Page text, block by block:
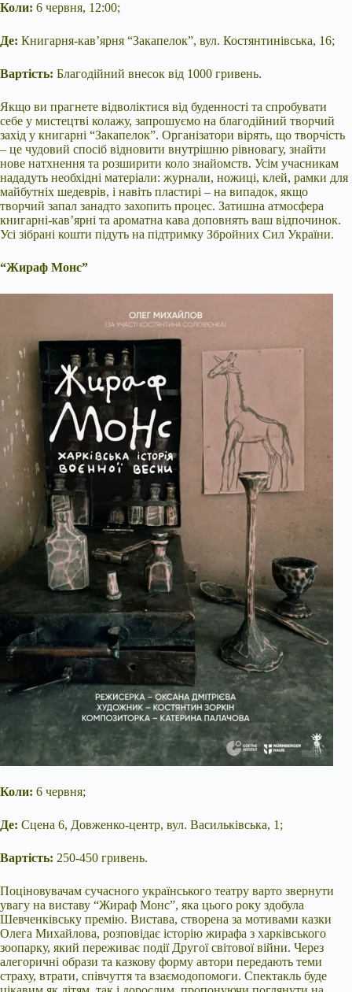
Коли: 6 червня, 12:00;
Де: Книгарня-кав’ярня “Закапелок”, вул. Костянтинівська, 16;
Вартість: Благодійний внесок від 1000 гривень.
Якщо ви прагнете відволіктися від буденності та спробувати
себе у мистецтві колажу, запрошуємо на благодійний творчий
захід у книгарні “Закапелок”. Організатори вірять, що творчість
– це чудовий спосіб відновити внутрішню рівновагу, знайти
нове натхнення та розширити коло знайомств. Усім учасникам
нададуть необхідні матеріали: журнали, ножиці, клей, рамки для
майбутніх шедеврів, і навіть пластирі – на випадок, якщо
творчий запал занадто захопить процес. Затишна атмосфера
книгарні-кав’ярні та ароматна кава доповнять ваш відпочинок.
Усі зібрані кошти підуть на підтримку Збройних Сил України.
“Жираф Монс”
Коли: 6 червня;
Де: Сцена 6, Довженко-центр, вул. Васильківська, 1;
Вартість: 250-450 гривень.
Поціновувачам сучасного українського театру варто звернути
увагу на виставу “Жираф Монс”, яка цього року здобула
Шевченківську премію. Вистава, створена за мотивами казки
Олега Михайлова, розповідає історію жирафа з харківського
зоопарку, який переживає події Другої світової війни. Через
алегоричні образи та казкову форму автори передають теми
страху, втрати, співчуття та взаємодопомоги. Спектакль буде